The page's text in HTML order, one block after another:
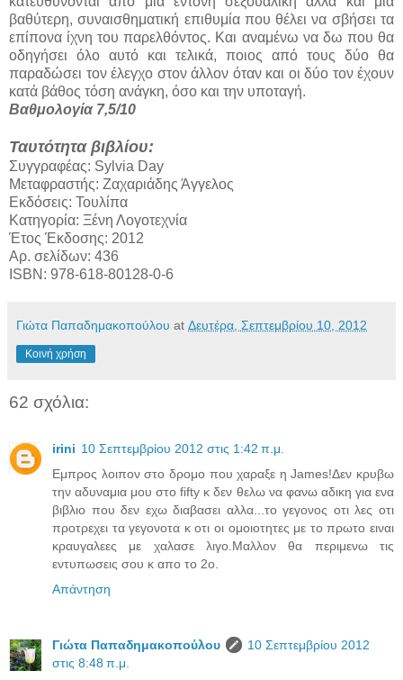
βαθύτερη, συναισθηματική επιθυμία που θέλει να σβήσει τα
επίπονα ίχνη του παρελθόντος. Και αναμένω να δω που θα
οδηγήσει όλο αυτό και τελικά, ποιος από τους δύο θα
παραδώσει τον έλεγχο στον άλλον όταν και οι δύο τον έχουν
κατά βάθος τόση ανάγκη, όσο και την υποταγή.
Βαθμολογία 7,5/10
Ταυτότητα βιβλίου:
Συγγραφέας: Sylvia Day
Μεταφραστής: Ζαχαριάδης Άγγελος
Εκδόσεις: Τουλίπα
Κατηγορία: Ξένη Λογοτεχνία
Έτος Έκδοσης: 2012
Αρ. σελίδων: 436
ISBN: 978-618-80128-0-6
Γιώτα Παπαδημακοπούλου at Δευτέρα, Σεπτεμβρίου 10, 2012
Κοινή χρήση
62 σχόλια:
irini 10 Σεπτεμβρίου 2012 στις 1:42 π.μ.
Εμπρος λοιπον στο δρομο που χαραξε η James!Δεν κρυβω
την αδυναμια μου στο fifty κ δεν θελω να φανω αδικη για ενα
βιβλιο που δεν εχω διαβασει αλλα...το γεγονος οτι λες οτι
προτρεχει τα γεγονοτα κ οτι οι ομοιοτητες με το πρωτο ειναι
κραυγαλεες με χαλασε λιγο.Μαλλον θα περιμενω τις
εντυπωσεις σου κ απο το 2ο.
Απάντηση
Γιώτα Παπαδημακοπούλου
10 Σεπτεμβρίου 2012
στις 8:48 π.μ.